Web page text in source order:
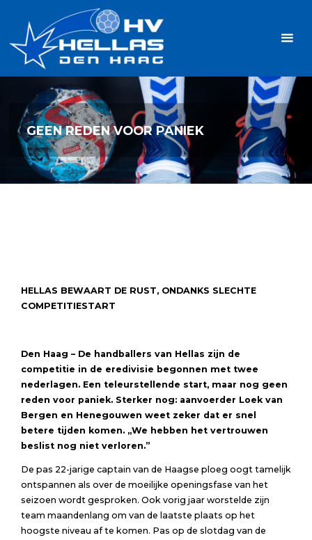
inhoud
GEEN REDEN VOOR PANIEK
HELLAS BEWAART DE RUST, ONDANKS SLECHTE
COMPETITIESTART
Den Haag – De handballers van Hellas zijn de
competitie in de eredivisie begonnen met twee
nederlagen. Een teleurstellende start, maar nog geen
reden voor paniek. Sterker nog: aanvoerder Loek van
Bergen en Henegouwen weet zeker dat er snel
betere tijden komen. ,,We hebben het vertrouwen
beslist nog niet verloren.”
De pas 22-jarige captain van de Haagse ploeg oogt tamelijk
ontspannen als over de moeilijke openingsfase van het
seizoen wordt gesproken. Ook vorig jaar worstelde zijn
team maandenlang om van de laatste plaats op het
hoogste niveau af te komen. Pas op de slotdag van de